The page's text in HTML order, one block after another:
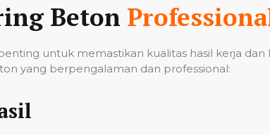
Beton
untuk memastikan kualitas hasil kerja
yang berpengalaman dan professional: